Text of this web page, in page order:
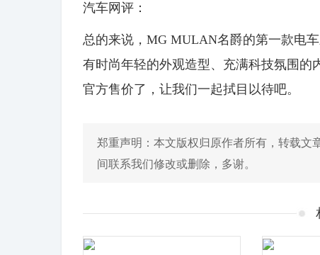
汽车网评：
总的来说，MG MULAN名爵的第一款电
有时尚年轻的外观造型、充满科技氛围
官方售价了，让我们一起拭目以待吧。
郑重声明：本文版权归原作者所有，转载文
间联系我们修改或删除，多谢。